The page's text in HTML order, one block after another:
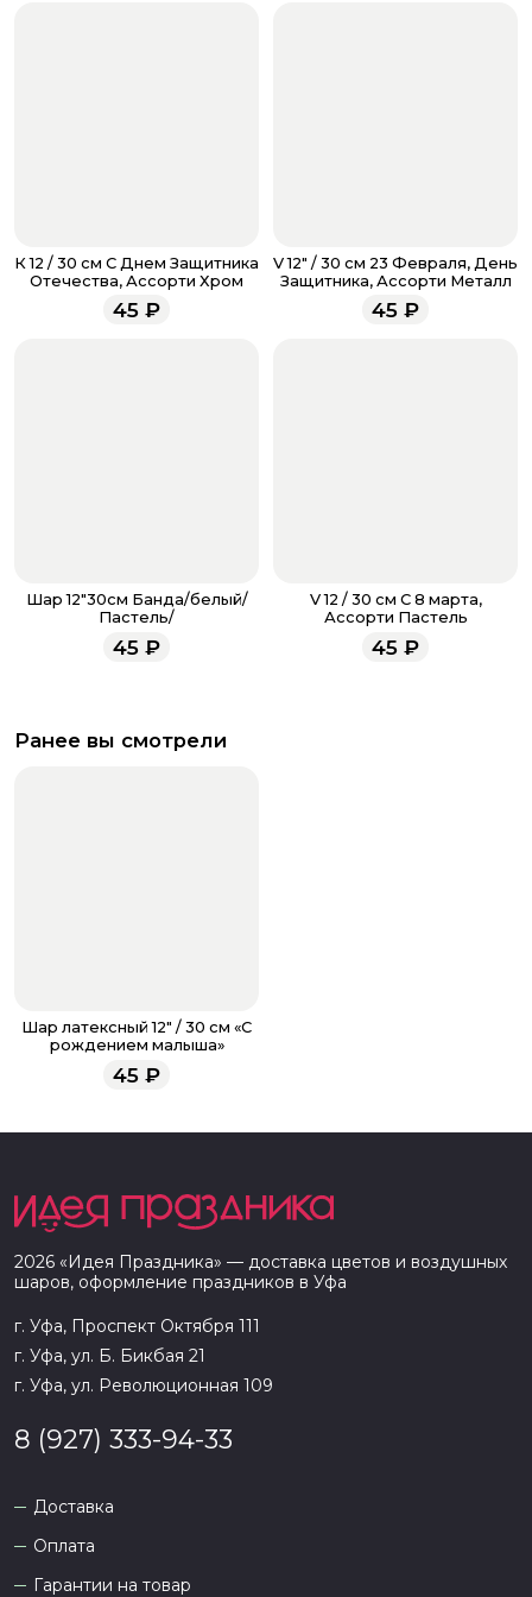
звоните по номеру телефона
8 (927) 936-71-86
или
напишите WhatsApp
+7 937 333-66-53. Наши
менеджеры работают ежедневно с 9.00 до 23.00 и
всегда рады проконсультировать вас.
К 12 / 30 см С Днем Защитника
Отечества, Ассорти Хром
45 ₽
V 12" / 30 см 23 Февраля, День
Защитника, Ассорти Металл
45 ₽
Шар 12"30см Банда/белый/
Пастель/
45 ₽
V 12 / 30 см С 8 марта,
Ассорти Пастель
45 ₽
Ранее вы смотрели
Шар латексный 12" / 30 см «С
рождением малыша»
45 ₽
2026 «Идея Праздника» — доставка цветов и воздушных
шаров, оформление праздников в Уфа
г. Уфа, Проспект Октября 111
г. Уфа, ул. Б. Бикбая 21
г. Уфа, ул. Революционная 109
8 (927) 333-94-33
Доставка
Оплата
Гарантии на товар